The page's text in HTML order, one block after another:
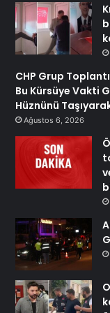
CHP Grup
Bu Kürsüye Vakti
Hüznünü
Ağustos 6, 2026